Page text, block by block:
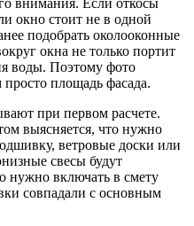
окно стоит не в одной
подобрать околооконные
окна не только портит
воды. Поэтому фото
площадь фасада.
при первом расчете.
выясняется, что нужно
ветровые доски или
свесы будут
нужно включать в смету
совпадали с основным